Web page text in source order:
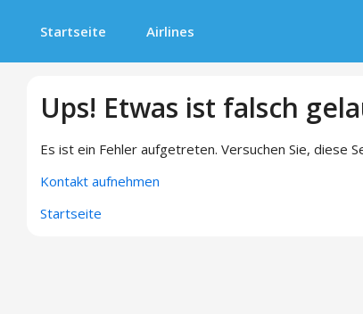
Startseite Airlines
Ups! Etwas ist falsch
Es ist ein Fehler aufgetreten. Versuchen Sie, diese
Kontakt aufnehmen
Startseite